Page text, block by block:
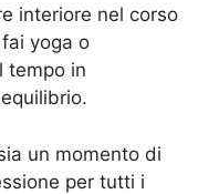
interiore nel corso
yoga o
tempo in
un momento di
per tutti i